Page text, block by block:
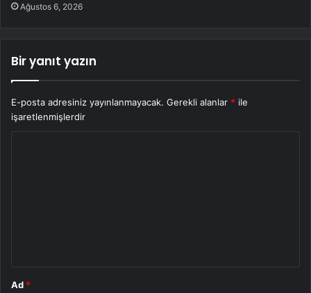
Ağustos 6, 2026
Bir yanıt yazın
E-posta adresiniz yayınlanmayacak. Gerekli alanlar * ile
işaretlenmişlerdir
Ad *